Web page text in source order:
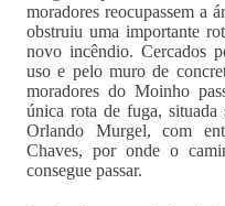
moradores reocupassem a
obstruiu uma importante
novo incêndio. Cercados
uso e pelo muro de
moradores do Moinho
única rota de fuga,
Orlando Murgel, com
Chaves, por onde o
consegue passar.